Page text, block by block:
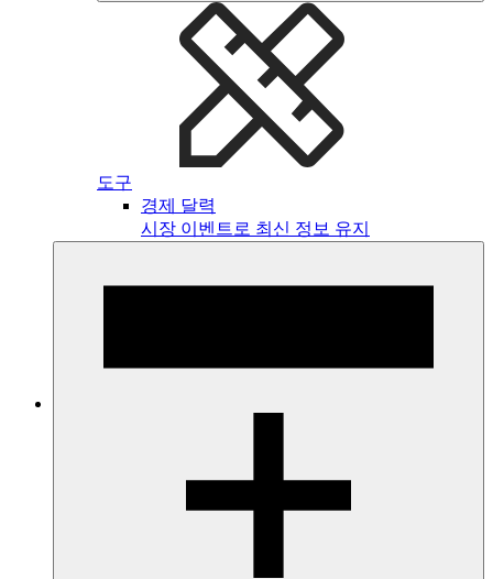
도구
경제 달력
시장 이벤트로 최신 정보 유지